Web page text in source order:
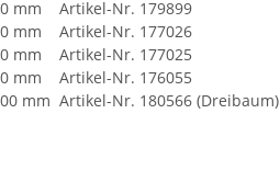
mm Artikel-Nr. 179899
mm Artikel-Nr. 177026
mm Artikel-Nr. 177025
mm Artikel-Nr. 176055
mm Artikel-Nr. 180566 (Dreibaum)